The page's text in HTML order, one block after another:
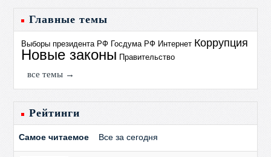
Главные темы
Выборы президента РФ Госдума РФ Интернет Коррупция
Новые законы Правительство
все темы →
Рейтинги
Самое читаемое Все за сегодня